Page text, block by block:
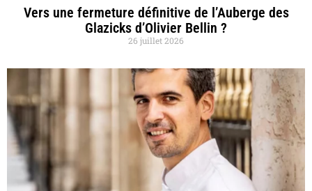
Vers une fermeture définitive de l’Auberge des
Glazicks d’Olivier Bellin ?
26 juillet 2026